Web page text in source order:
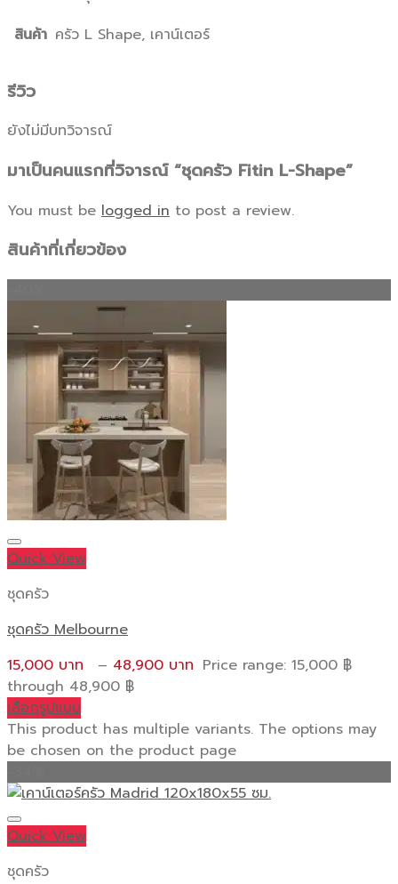
สินค้า ครัว L Shape, เคาน์เตอร์
รีวิว
ยังไม่มีบทวิจารณ์
มาเป็นคนแรกที่วิจารณ์ “ชุดครัว Fitin L-Shape”
You must be logged in to post a review.
สินค้าที่เกี่ยวข้อง
Quick View
ชุดครัว
ชุดครัว Melbourne
15,000
– 48,900
Price range: 15,000 ฿
through 48,900 ฿
เลือกรูปแบบ
This product has multiple variants. The options may
be chosen on the product page
Quick View
ชุดครัว